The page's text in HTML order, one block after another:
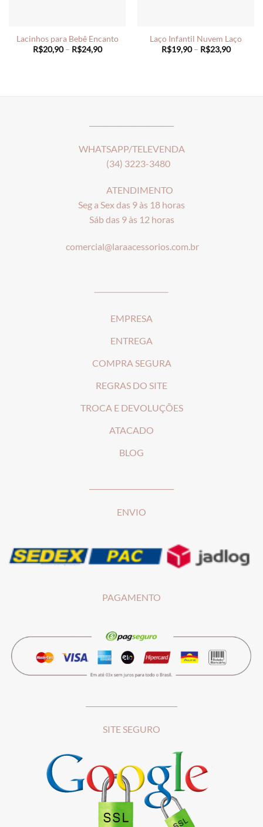
Lacinhos para Bebê Encanto
R$20,90 – R$24,90Price
Laço Infantil Nuvem Laço
R$19,90 – R$23,90Price
WHATSAPP/TELEVENDA
(34) 3223-3480
ATENDIMENTO
Seg a Sex das 9 às 18 horas
Sáb das 9 às 12 horas
comercial@laraacessorios.com.br
EMPRESA
ENTREGA
COMPRA SEGURA
REGRAS DO SITE
TROCA E DEVOLUÇÕES
ATACADO
BLOG
ENVIO
PAGAMENTO
SITE SEGURO